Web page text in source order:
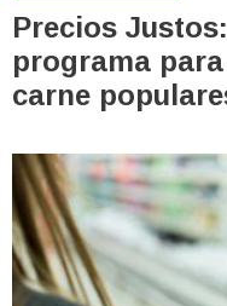
Precios
programa
carne